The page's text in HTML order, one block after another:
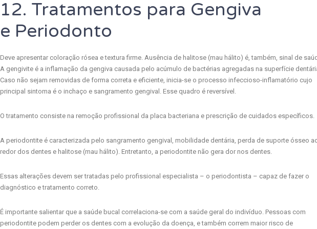
12. Tratamentos para Gengiva
e Periodonto
Deve apresentar coloração rósea e textura firme. Ausência de halitose (mau hálito) é, também, sinal de
A gengivite é a inflamação da gengiva causada pelo acúmulo de bactérias agregadas na superfície
Caso não sejam removidas de forma correta e eficiente, inicia-se o processo infeccioso-inflamatório cujo
principal sintoma é o inchaço e sangramento gengival. Esse quadro é reversível.
O tratamento consiste na remoção profissional da placa bacteriana e prescrição de cuidados específicos.
A periodontite é caracterizada pelo sangramento gengival, mobilidade dentária, perda de suporte ósseo
redor dos dentes e halitose (mau hálito). Entretanto, a periodontite não gera dor nos dentes.
Essas alterações devem ser tratadas pelo profissional especialista – o periodontista – capaz de fazer o
diagnóstico e tratamento correto.
É importante salientar que a saúde bucal correlaciona-se com a saúde geral do indivíduo. Pessoas com
periodontite podem perder os dentes com a evolução da doença, e também correm maior risco de